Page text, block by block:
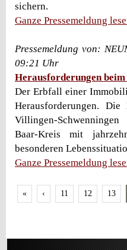
sichern.
Ganze Pressemeldung
Pressemeldung von:
09:21 Uhr
Herausforderungen
Der Erbfall einer
Herausforderungen.
Villingen-
Baar-Kreis mit
besonderen
Ganze Pressemeldung
« ‹ 11 12 13